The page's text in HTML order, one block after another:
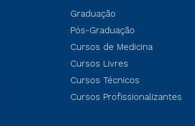
Graduação
Pós-Graduação
Cursos de Medicina
Cursos Livres
Cursos Técnicos
Cursos Profissionalizantes